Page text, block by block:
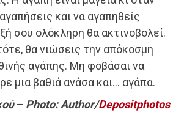
και να αγαπηθείς
σου ολόκληρη θα ακτινοβολεί.
θα νιώσεις την απόκοσμη
αγάπης. Μη φοβάσαι να
μια βαθιά ανάσα και… αγάπα.
– Photo: Author/Depositphotos